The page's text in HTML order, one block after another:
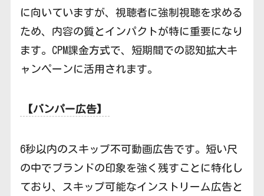
に向いていますが、視聴者に強制視聴を求める
ため、内容の質とインパクトが特に重要になり
ます。CPM課金方式で、短期間での認知拡大キ
ャンペーンに活用されます。
【バンパー広告】
6秒以内のスキップ不可動画広告です。短い尺
の中でブランドの印象を強く残すことに特化し
ており、スキップ可能なインストリーム広告と